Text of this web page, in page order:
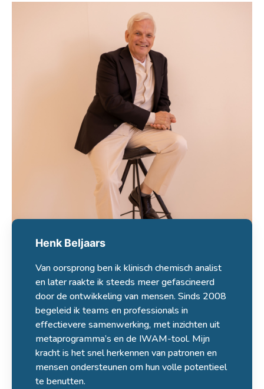
Henk Beljaars
Van oorsprong ben ik klinisch chemisch analist
en later raakte ik steeds meer gefascineerd
door de ontwikkeling van mensen. Sinds 2008
begeleid ik teams en professionals in
effectievere samenwerking, met inzichten uit
metaprogramma’s en de IWAM-tool. Mijn
kracht is het snel herkennen van patronen en
mensen ondersteunen om hun volle potentieel
te benutten.